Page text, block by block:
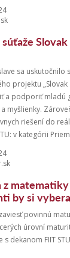
sa uskutočnilo
projektu „Slovak
a podporiť mladú
myšlienky.
riešení do
v kategórii
by si
povinnú
úrovní
dekanom FIIT